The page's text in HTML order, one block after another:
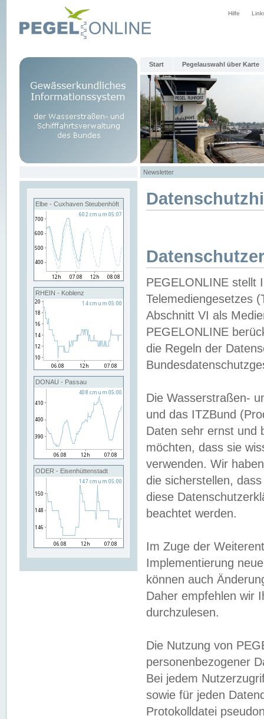
Hilfe
Start Pegelauswahl über Karte
Newsletter
Elbe - Cuxhaven Steubenhöft
RHEIN - Koblenz
DONAU - Passau
ODER - Eisenhüttenstadt
PEGELONLINE stellt
Telemediengesetzes
Abschnitt VI als
PEGELONLINE
die Regeln der
Die Wasserstraßen-
und das ITZBund
Daten sehr ernst und
möchten, dass sie
verwenden. Wir
die sicherstellen,
diese
beachtet werden.
Im Zuge der
Implementierung
können auch
Daher empfehlen wir
durchzulesen.
Die Nutzung von
personenbezogener
Bei jedem
sowie für jeden
Protokolldatei